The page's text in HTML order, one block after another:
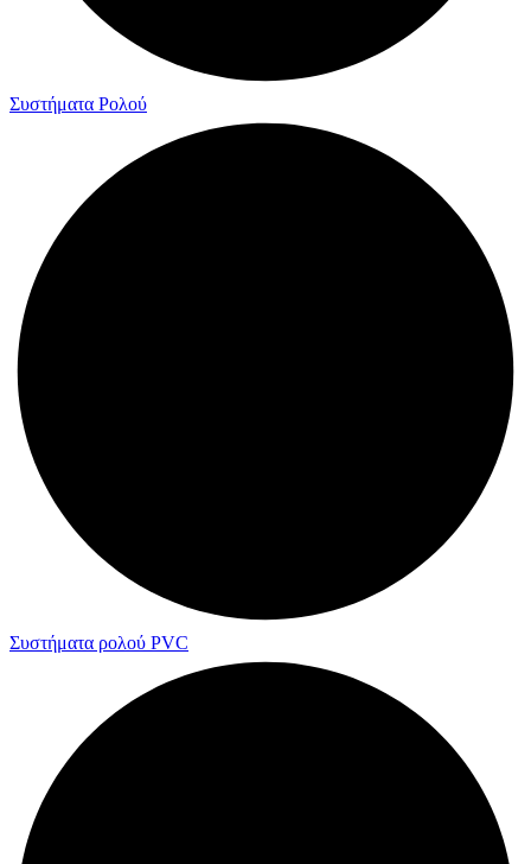
Συστήματα Ρολού
Συστήματα ρολού PVC